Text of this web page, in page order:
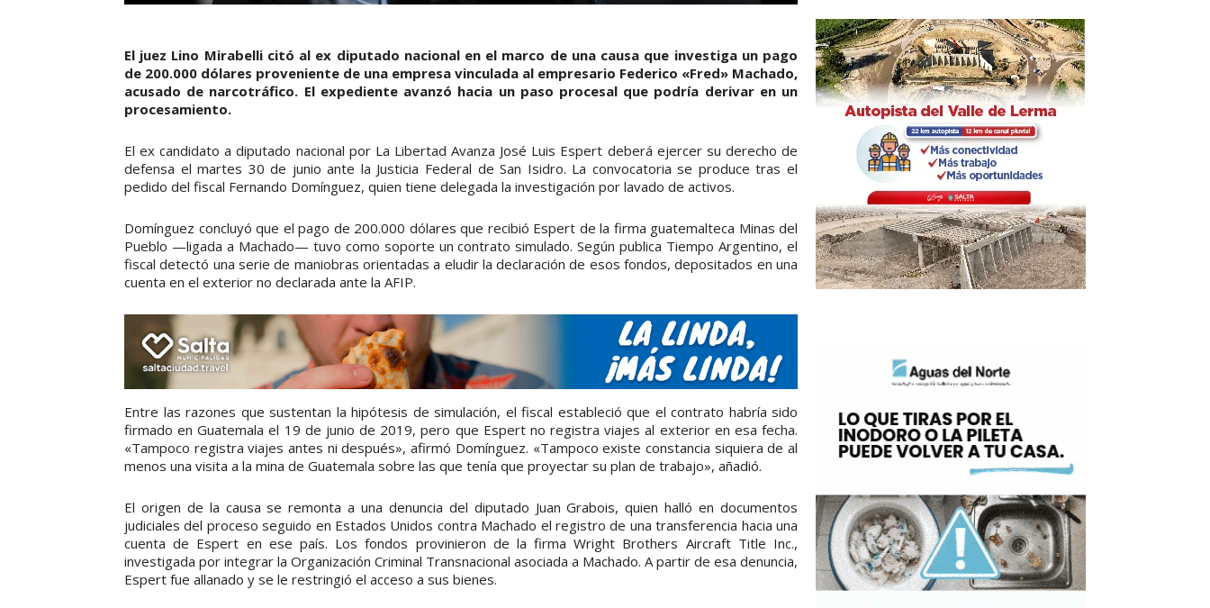
El juez Lino Mirabelli citó al ex diputado nacional en el marco de una causa que investiga un pago
de 200.000 dólares proveniente de una empresa vinculada al empresario Federico «Fred» Machado,
acusado de narcotráfico. El expediente avanzó hacia un paso procesal que podría derivar en un
procesamiento.
El ex candidato a diputado nacional por La Libertad Avanza José Luis Espert deberá ejercer su derecho de
defensa el martes 30 de junio ante la Justicia Federal de San Isidro. La convocatoria se produce tras el
pedido del fiscal Fernando Domínguez, quien tiene delegada la investigación por lavado de activos.
Domínguez concluyó que el pago de 200.000 dólares que recibió Espert de la firma guatemalteca Minas del
Pueblo —ligada a Machado— tuvo como soporte un contrato simulado. Según publica Tiempo Argentino, el
fiscal detectó una serie de maniobras orientadas a eludir la declaración de esos fondos, depositados en una
cuenta en el exterior no declarada ante la AFIP.
Entre las razones que sustentan la hipótesis de simulación, el fiscal estableció que el contrato habría sido
firmado en Guatemala el 19 de junio de 2019, pero que Espert no registra viajes al exterior en esa fecha.
«Tampoco registra viajes antes ni después», afirmó Domínguez. «Tampoco existe constancia siquiera de al
menos una visita a la mina de Guatemala sobre las que tenía que proyectar su plan de trabajo», añadió.
El origen de la causa se remonta a una denuncia del diputado Juan Grabois, quien halló en documentos
judiciales del proceso seguido en Estados Unidos contra Machado el registro de una transferencia hacia una
cuenta de Espert en ese país. Los fondos provinieron de la firma Wright Brothers Aircraft Title Inc.,
investigada por integrar la Organización Criminal Transnacional asociada a Machado. A partir de esa denuncia,
Espert fue allanado y se le restringió el acceso a sus bienes.